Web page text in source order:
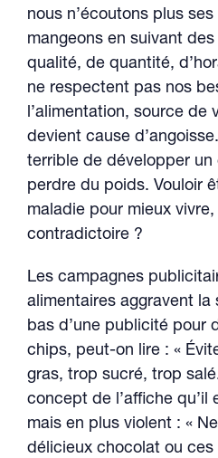
nous n’écoutons plus
mangeons en suivant
qualité, de quantité,
ne respectent pas nos
l’alimentation, source de
devient cause
terrible de développer un
perdre du poids. Vouloir
maladie pour mieux
contradictoire ?
Les campagnes
alimentaires aggravent la
bas d’une publicité pour
chips, peut-on lire : «
gras, trop sucré, trop
concept de l’affiche qu’il
mais en plus violent : «
délicieux chocolat ou